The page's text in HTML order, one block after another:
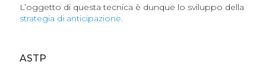
L’oggetto di questa tecnica è dunque lo sviluppo della
strategia di anticipazione.
ASTP